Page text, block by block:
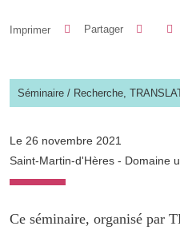
Imprimer Partager
Séminaire / Recherche,
Le 26 novembre 2021
Saint-Martin-d'Hères - Domaine
Ce séminaire, organisé par